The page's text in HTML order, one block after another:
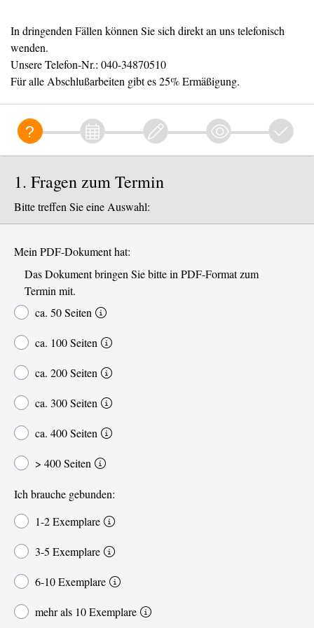
In dringenden Fällen können Sie sich direkt an uns telefonisch
wenden.
Unsere Telefon-Nr.: 040-34870510
Für alle Abschlußarbeiten gibt es 25% Ermäßigung.
1. Fragen zum Termin
Bitte treffen Sie eine Auswahl:
Mein PDF-Dokument hat:
Das Dokument bringen Sie bitte in PDF-Format zum
Termin mit.
ca. 50 Seiten
ca. 100 Seiten
ca. 200 Seiten
ca. 300 Seiten
ca. 400 Seiten
> 400 Seiten
Ich brauche gebunden:
1-2 Exemplare
3-5 Exemplare
6-10 Exemplare
mehr als 10 Exemplare